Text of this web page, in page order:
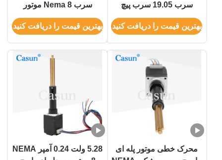
سرب 19.05 سرب پیچ
موتور گام Tr3.5x0.6096
برای ماشین پزشکی
بهترین قیمت را دریافت کنید
سرب Nema 8 موتور
مرحله ای برای تجهیزات
زیبایی
بهترین قیمت را دریافت کنید
محرک خطی موتور پله ای
5.28 ولت 0.24 آمپر NEMA